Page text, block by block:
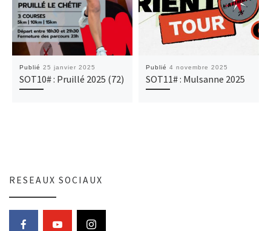
Publié 25 janvier 2025
SOT10# : Pruillé 2025 (72)
Publié 4 novembre 2025
SOT11# : Mulsanne 2025
RESEAUX SOCIAUX